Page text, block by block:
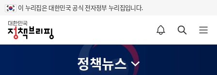
이 누리집은 대한민국 공식 전자정부 누리집입니다.
홈
알림설정 바로가기 검색 바로가기 메뉴 열기
정책뉴스